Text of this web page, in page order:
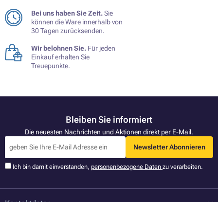
Bei uns haben Sie Zeit.Sie
können die Ware innerhalb von
30 Tagen zurücksenden.
Wir belohnen Sie. Für jeden
Einkauf erhalten Sie
Treuepunkte.
Bleiben Sie informiert
Die neuesten Nachrichten und Aktionen direkt per E-Mail.
Newsletter Abonnieren
Ich bin damit einverstanden, personenbezogene Daten zu verarbeiten.